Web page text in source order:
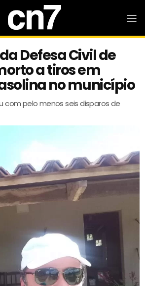
Defesa Civil de
a tiros em
no município
com pelo menos seis disparos de